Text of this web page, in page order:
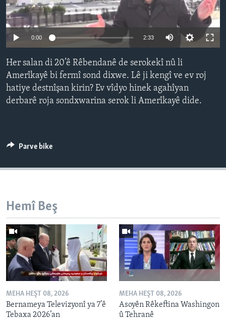
ÇAND Û HUNER
SERNIVÎS
SORANÎ
Learning English
FOLLOW US
Zimanên Din
Auto 360p 480p
0:00 2:33 Auto
480p
720p
Her salan di 20’ê Rêbendanê de serokekî nû li
Amerîkayê bi fermî sond dixwe. Lê ji kengî ve ev roj
hatiye destnîşan kirin? Ev vîdyo hinek agahîyan
derbarê roja sondxwarina serok li Amerîkayê dide.
Parve bike
Hemî Beş
MEHA HEŞT 08, 2026
Bernameya Televizyonî ya 7’ê
Tebaxa 2026’an
MEHA HEŞT 08, 2026
Asoyên Rêkeftina Washingon
û Tehranê